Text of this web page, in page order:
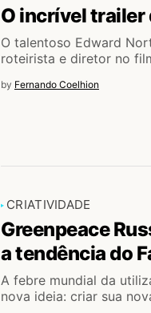
O incrível trailer
O talentoso Edward
roteirista e diretor no
by Fernando Coelhion
CRIATIVIDADE
Greenpeace
a tendência do
A febre mundial da
nova ideia: criar sua